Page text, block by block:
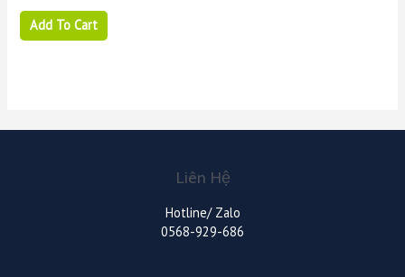
out
Add To Cart
Liên Hệ
Hotline/ Zalo
0568-929-686